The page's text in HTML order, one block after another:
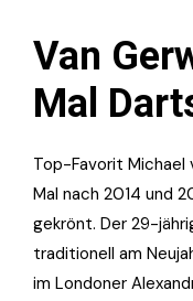
Van
Mal
Top-Favorit Michael
Mal nach 2014 und
gekrönt. Der 29-
traditionell am
im Londoner